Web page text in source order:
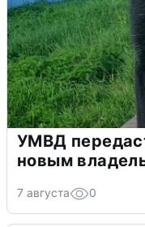
УМВД
новым
7 августа 0